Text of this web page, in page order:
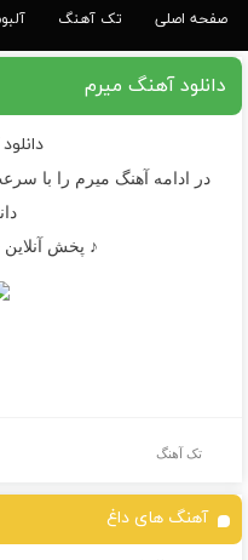
صفحه اصلی تک آهنگ
دانلود آهنگ میرم
در ادامه آهنگ میرم را با
♪ پخش آنلاین
تک آهنگ
آهنگ های داغ